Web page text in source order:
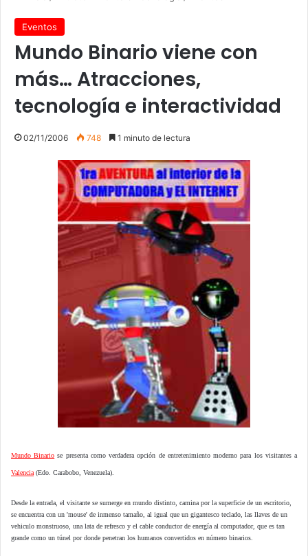
Eventos
Mundo Binario viene con
más… Atracciones,
tecnología e interactividad
02/11/2006 748 1 minuto de lectura
Mundo Binario se presenta como verdadera opción de entretenimiento moderno para los visitantes a
Valencia (Edo. Carabobo, Venezuela).
Desde la entrada, el visitante se sumerge en mundo distinto, camina por la superficie de un escritorio,
se encuentra con un 'mouse' de inmenso tamaño, al igual que un gigantesco teclado, las llaves de un
vehiculo monstruoso, una lata de refresco y el cable conductor de energía al computador, que es tan
grande como un túnel por donde penetran los humanos convertidos en número binarios.